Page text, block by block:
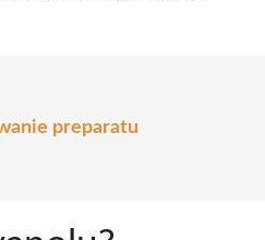
preparatu